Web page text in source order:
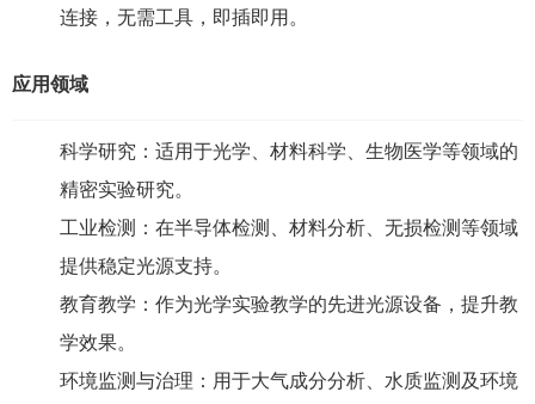
连接，无需工具，即插即用。
应用领域
科学研究：适用于光学、材料科学、生物医学等领域的
精密实验研究。
工业检测：在半导体检测、材料分析、无损检测等领域
提供稳定光源支持。
教育教学：作为光学实验教学的先进光源设备，提升教
学效果。
环境监测与治理：用于大气成分分析、水质监测及环境